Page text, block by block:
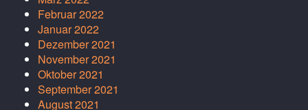
Februar 2022
Januar 2022
Dezember 2021
November 2021
Oktober 2021
September 2021
August 2021